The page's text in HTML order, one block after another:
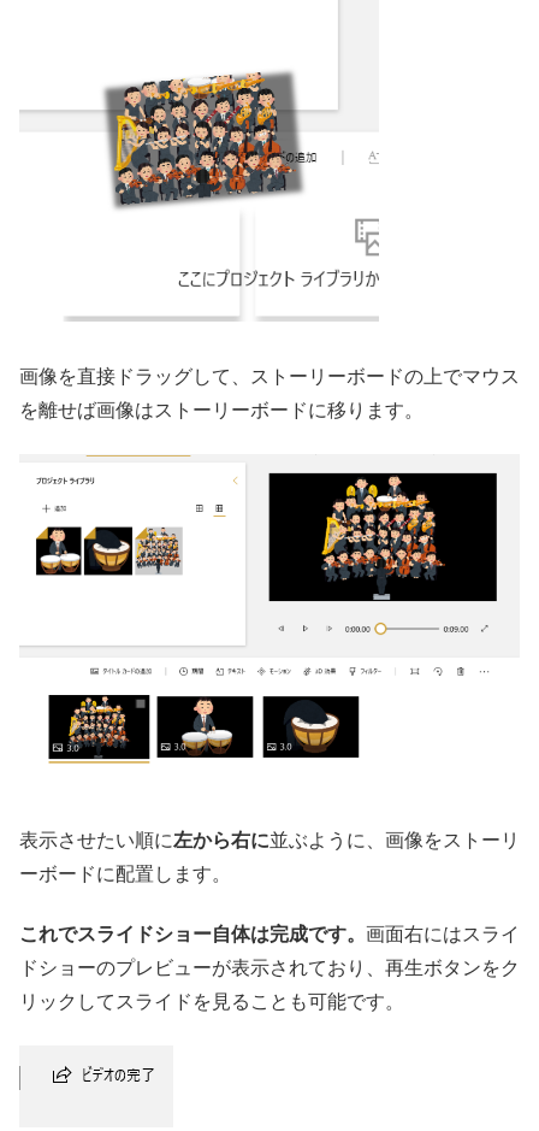
画像を直接ドラッグして、ストーリーボードの上でマウス
を離せば画像はストーリーボードに移ります。
表示させたい順に左から右に並ぶように、画像をストーリ
ーボードに配置します。
これでスライドショー自体は完成です。 画面右にはスライ
ドショーのプレビューが表示されており、再生ボタンをク
リックしてスライドを見ることも可能です。